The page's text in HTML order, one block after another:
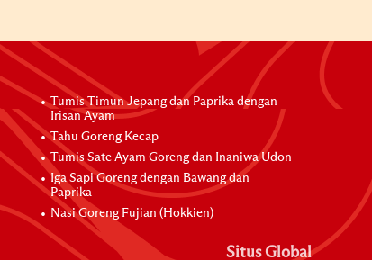
Tumis Timun Jepang dan Paprika dengan
Irisan Ayam
Tahu Goreng Kecap
Tumis Sate Ayam Goreng dan Inaniwa Udon
Iga Sapi Goreng dengan Bawang dan
Paprika
Nasi Goreng Fujian (Hokkien)
Situs Global